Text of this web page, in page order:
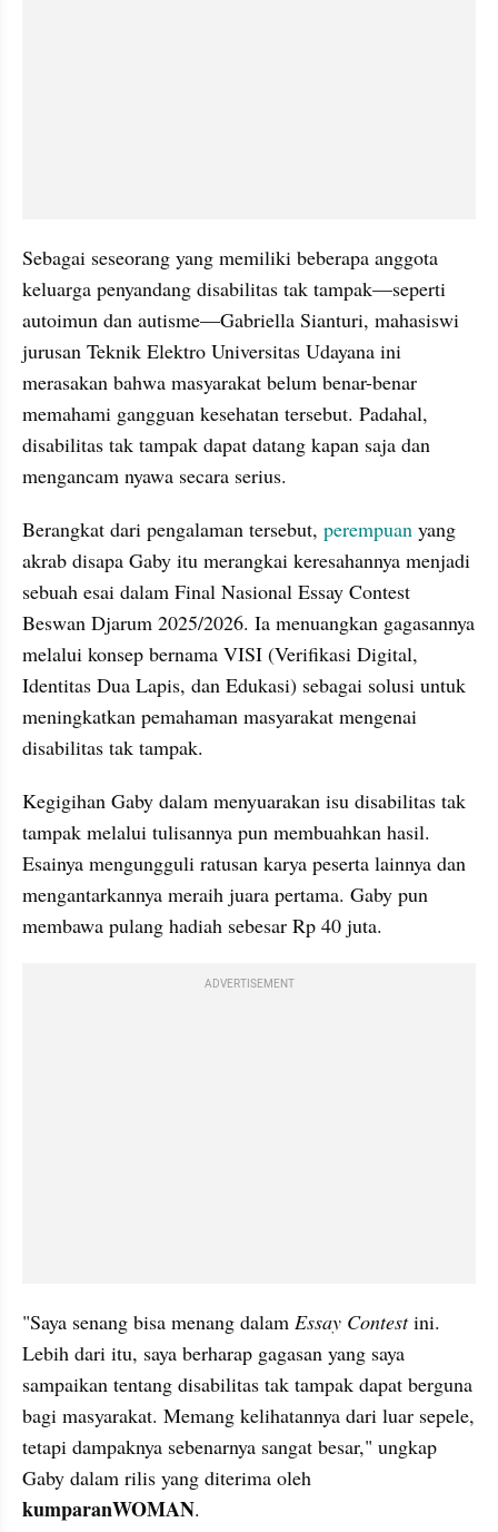
Sebagai seseorang yang memiliki beberapa anggota
keluarga penyandang disabilitas tak tampak—seperti
autoimun dan autisme—Gabriella Sianturi, mahasiswi
jurusan Teknik Elektro Universitas Udayana ini
merasakan bahwa masyarakat belum benar-benar
memahami gangguan kesehatan tersebut. Padahal,
disabilitas tak tampak dapat datang kapan saja dan
mengancam nyawa secara serius.
Berangkat dari pengalaman tersebut, perempuan yang
akrab disapa Gaby itu merangkai keresahannya menjadi
sebuah esai dalam Final Nasional Essay Contest
Beswan Djarum 2025/2026. Ia menuangkan gagasannya
melalui konsep bernama VISI (Verifikasi Digital,
Identitas Dua Lapis, dan Edukasi) sebagai solusi untuk
meningkatkan pemahaman masyarakat mengenai
disabilitas tak tampak.
Kegigihan Gaby dalam menyuarakan isu disabilitas tak
tampak melalui tulisannya pun membuahkan hasil.
Esainya mengungguli ratusan karya peserta lainnya dan
mengantarkannya meraih juara pertama. Gaby pun
membawa pulang hadiah sebesar Rp 40 juta.
ADVERTISEMENT
"Saya senang bisa menang dalam Essay Contest ini.
Lebih dari itu, saya berharap gagasan yang saya
sampaikan tentang disabilitas tak tampak dapat berguna
bagi masyarakat. Memang kelihatannya dari luar sepele,
tetapi dampaknya sebenarnya sangat besar," ungkap
kumparanWOMAN.